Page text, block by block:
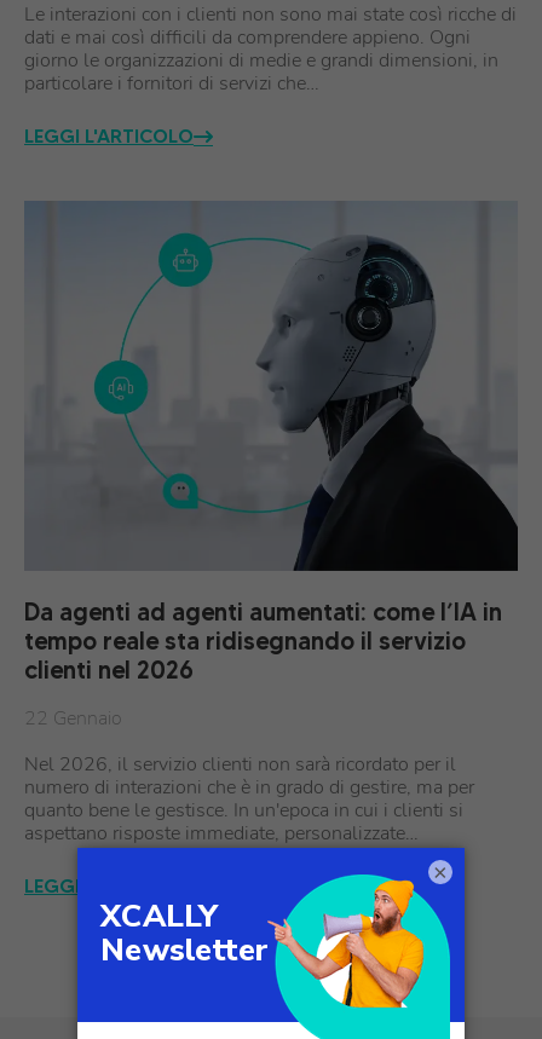
Le interazioni con i clienti non sono mai state così ricche di
dati e mai così difficili da comprendere appieno. Ogni
giorno le organizzazioni di medie e grandi dimensioni, in
particolare i fornitori di servizi che…
LEGGI L'ARTICOLO
Da agenti ad agenti aumentati: come l’IA in
tempo reale sta ridisegnando il servizio
clienti nel 2026
22 Gennaio
Nel 2026, il servizio clienti non sarà ricordato per il
numero di interazioni che è in grado di gestire, ma per
quanto bene le gestisce. In un'epoca in cui i clienti si
aspettano risposte immediate, personalizzate…
LEGGI L'ARTICOLO
×